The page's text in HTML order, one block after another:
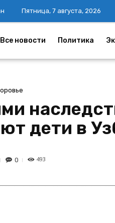
Пятница, 7 августа, 2026
Все новости Политика
дети в
0 493